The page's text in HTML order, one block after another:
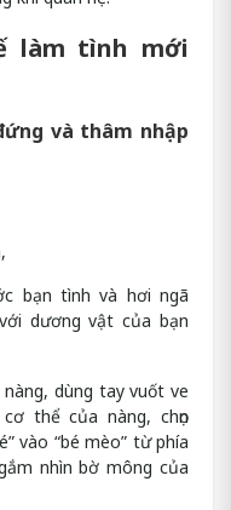
làm tình mới
và thâm nhập
bạn tình và hơi ngã
dương vật của bạn
dùng tay vuốt ve
thể của nàng, chọn
vào “bé mèo” từ phía
nhìn bờ mông của